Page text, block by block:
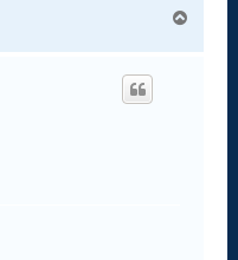
r